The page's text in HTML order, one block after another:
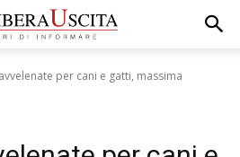
per cani e gatti, massima